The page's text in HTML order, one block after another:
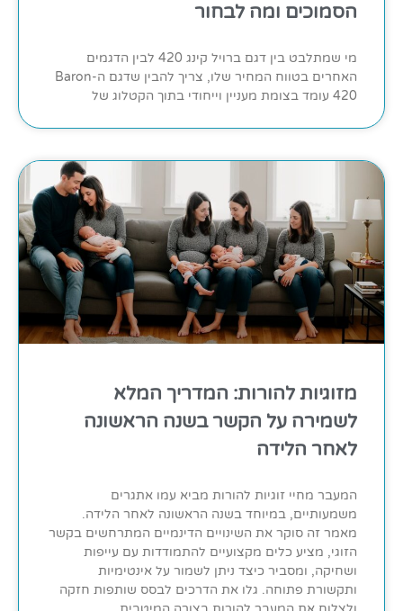
הסמוכים ומה לבחור
מי שמתלבט בין דגם ברויל קינג 420 לבין הדגמים
האחרים בטווח המחיר שלו, צריך להבין שדגם ה-Baron
420 עומד בצומת מעניין וייחודי בתוך הקטלוג של
מזוגיות להורות: המדריך המלא
לשמירה על הקשר בשנה הראשונה
לאחר הלידה
המעבר מחיי זוגיות להורות מביא עמו אתגרים
משמעותיים, במיוחד בשנה הראשונה לאחר הלידה.
מאמר זה סוקר את השינויים הדינמיים המתרחשים בקשר
הזוגי, מציע כלים מקצועיים להתמודדות עם עייפות
ושחיקה, ומסביר כיצד ניתן לשמור על אינטימיות
ותקשורת פתוחה. גלו את הדרכים לבסס שותפות חזקה